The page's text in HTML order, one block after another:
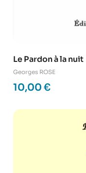
Le Pardon à la nuit
Georges ROSE
10,00 €